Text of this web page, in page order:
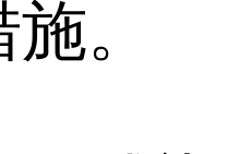
。